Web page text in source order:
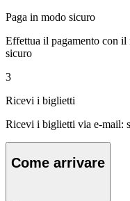
Paga in modo sicuro
Effettua il pagamento con il
sicuro
3
Ricevi i biglietti
Ricevi i biglietti via e-mail:
Come arrivare